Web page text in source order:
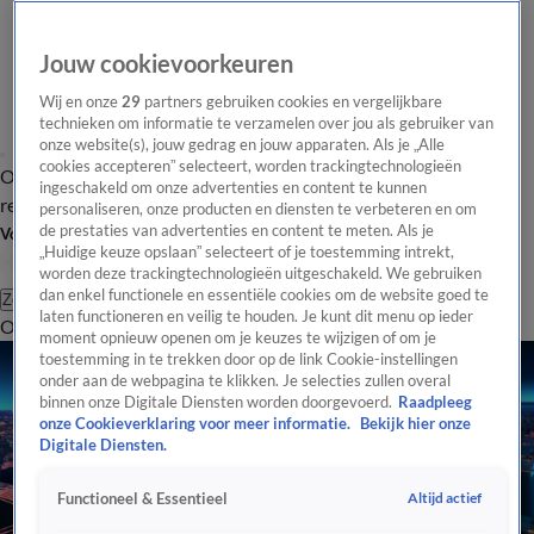
Overzicht Laatste nieuws Regionieuws Het beste van Hart
Tip de
redactie
Volg Hart van Nederland
Zoeken
OverzichtRegioUitzendingenWeerTip de redactiePanelVideo's
Jouw cookievoorkeuren
Wij en onze29 partners gebruiken cookies en vergelijkbare
technieken om informatie te verzamelen over jou als gebruiker van
onze website(s), jouw gedrag en jouw apparaten. Als je „Alle
cookies accepteren” selecteert, worden trackingtechnologieën
ingeschakeld om onze advertenties en content te kunnen
personaliseren, onze producten en diensten te verbeteren en om
de prestaties van advertenties en content te meten. Als je
„Huidige keuze opslaan” selecteert of je toestemming intrekt,
worden deze trackingtechnologieën uitgeschakeld. We gebruiken
dan enkel functionele en essentiële cookies om de website goed te
laten functioneren en veilig te houden. Je kunt dit menu op ieder
moment opnieuw openen om je keuzes te wijzigen of om je
toestemming in te trekken door op de link Cookie-instellingen
onder aan de webpagina te klikken. Je selecties zullen overal
binnen onze Digitale Diensten worden doorgevoerd. Raadpleeg
onze Cookieverklaring voor meer informatie.
Bekijk hier onze
Digitale Diensten.
Functioneel & Essentieel Altijd actief